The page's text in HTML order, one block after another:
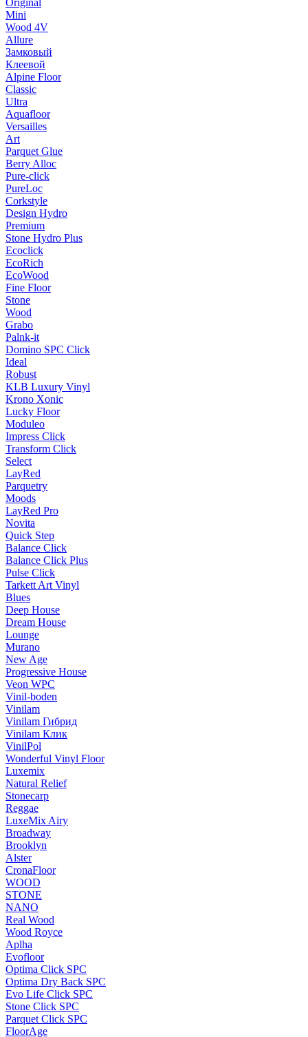
Original
Mini
Wood 4V
Allure
Замковый
Клеевой
Alpine Floor
Classic
Ultra
Aquafloor
Versailles
Art
Parquet Glue
Berry Alloc
Pure-click
PureLoc
Corkstyle
Design Hydro
Premium
Stone Hydro Plus
Ecoclick
EcoRich
EcoWood
Fine Floor
Stone
Wood
Grabo
Palnk-it
Domino SPC Click
Ideal
Robust
KLB Luxury Vinyl
Krono Xonic
Lucky Floor
Moduleo
Impress Click
Transform Click
Select
LayRed
Parquetry
Moods
LayRed Pro
Novita
Quick Step
Balance Click
Balance Click Plus
Pulse Click
Tarkett Art Vinyl
Blues
Deep House
Dream House
Lounge
Murano
New Age
Progressive House
Veon WPC
Vinil-boden
Vinilam
Vinilam Гибрид
Vinilam Клик
VinilPol
Wonderful Vinyl Floor
Luxemix
Natural Relief
Stonecarp
Reggae
LuxeMix Airy
Broadway
Brooklyn
Alster
CronaFloor
WOOD
STONE
NANO
Real Wood
Wood Royce
Aplha
Evofloor
Optima Click SPC
Optima Dry Back SPC
Evo Life Click SPC
Stone Click SPC
Parquet Click SPC
FloorAge